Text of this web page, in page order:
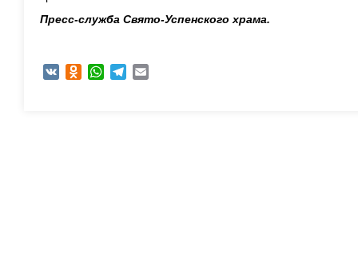
Пресс-служба Свято-Успенского храма.
VK Odnoklassniki
WhatsAppTelegram